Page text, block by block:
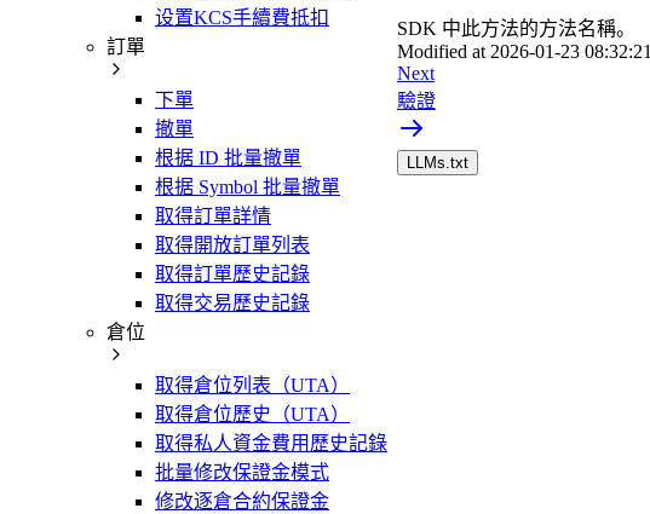
设置KCS手續費抵扣
訂單
下單
撤單
根据 ID 批量撤單
根据 Symbol 批量撤單
取得訂單詳情
取得開放訂單列表
取得訂單歷史記錄
取得交易歷史記錄
倉位
取得倉位列表（UTA）
取得倉位歷史（UTA）
取得私人資金費用歷史記錄
批量修改保證金模式
修改逐倉合約保證金
SDK 中此方法的方法名稱。
Modified at 2026-01-23 08:32:21
Next
驗證
LLMs.txt